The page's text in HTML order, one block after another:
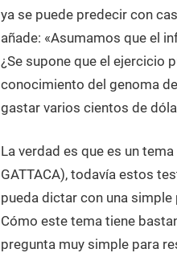
ya se puede predecir con
añade: «Asumamos que el
¿Se supone que el ejercicio
conocimiento del genoma
gastar varios cientos de
La verdad es que es un
GATTACA), todavía estos
pueda dictar con una simple
Cómo este tema tiene
pregunta muy simple para